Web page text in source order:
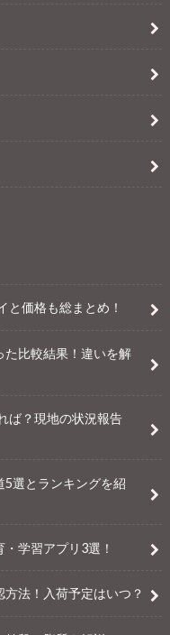
価格も総まとめ！
た比較結果！違いを解
ば？現地の状況報告
5選とランキングを紹
学習アプリ3選！
法！入荷予定はいつ？